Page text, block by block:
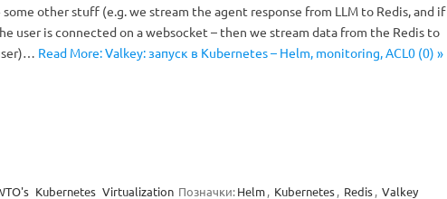
some other stuff (e.g. we stream the agent response from LLM to Redis, and if
user is connected on a websocket – then we stream data from the Redis to
Read More: Valkey: запуск в Kubernetes – Helm, monitoring, ACL0 (0) »
Kubernetes Virtualization Позначки:Helm, Kubernetes, Redis, Valkey